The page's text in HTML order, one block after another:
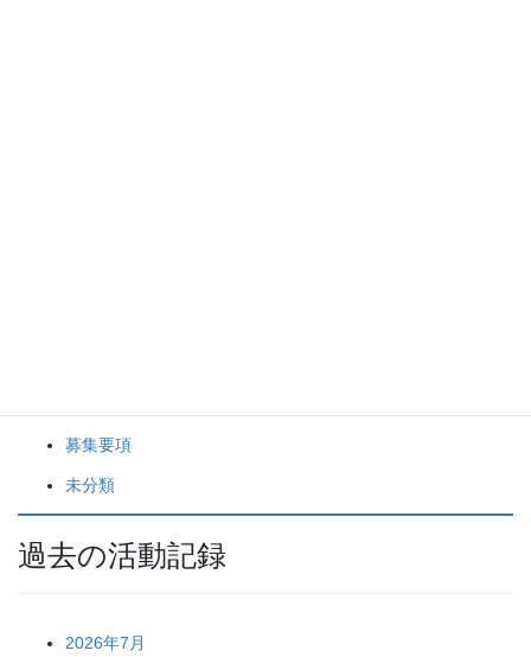
募集要項
未分類
過去の活動記録
2026年7月